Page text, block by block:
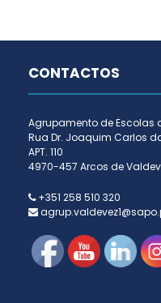
CONTACTOS
Agrupamento de Escolas
Rua Dr. Joaquim Carlos
APT. 110
4970-457 Arcos de
+351 258 510 320